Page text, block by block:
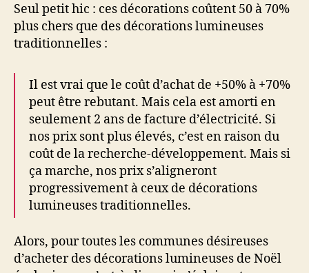
Seul petit hic : ces décorations coûtent 50 à 70%
plus chers que des décorations lumineuses
traditionnelles :
Il est vrai que le coût d’achat de +50% à +70%
peut être rebutant. Mais cela est amorti en
seulement 2 ans de facture d’électricité. Si
nos prix sont plus élevés, c’est en raison du
coût de la recherche-développement. Mais si
ça marche, nos prix s’aligneront
progressivement à ceux de décorations
lumineuses traditionnelles.
Alors, pour toutes les communes désireuses
d’acheter des décorations lumineuses de Noël